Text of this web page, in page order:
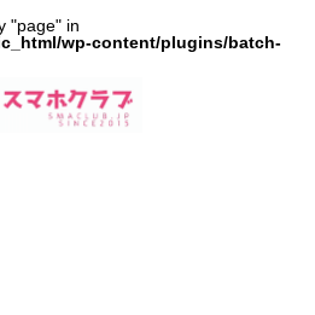
"page" in
wp-content/plugins/batch-